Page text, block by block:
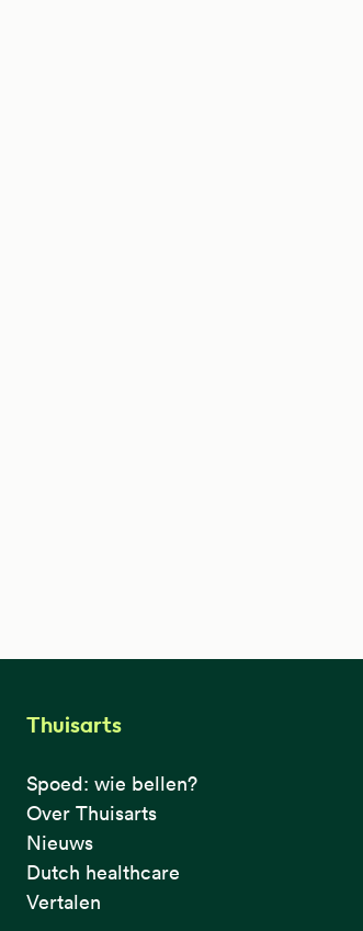
Thuisarts
Spoed: wie bellen?
Over Thuisarts
Nieuws
Dutch healthcare
Vertalen